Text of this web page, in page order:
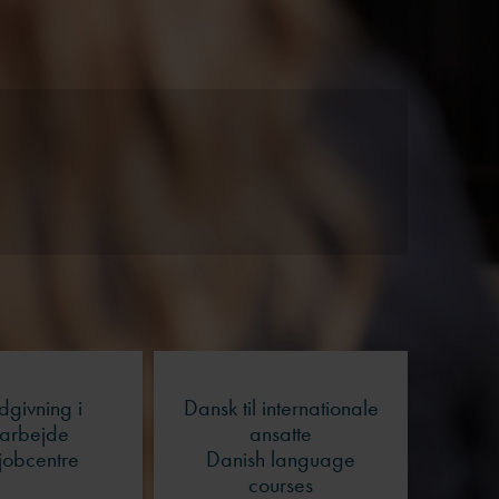
i
Dansk til internationale
ansatte
Danish language
courses